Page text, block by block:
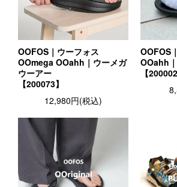
OOFOS｜ウーフォス
OOmega OOahh｜ウーメガ
ウーアー
【200073】
12,980円(税込)
OOFOS
OOahh
【200002